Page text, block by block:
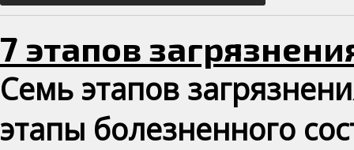
7 этапов
Семь этапов
этапы болезненного